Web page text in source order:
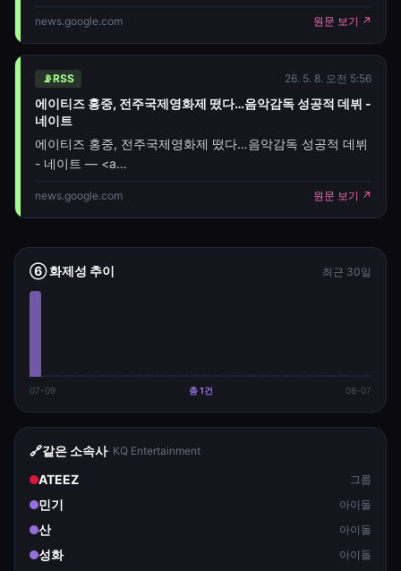
href="https://news.google.com/rss/articles/
oc=5" target="_blank">에이티즈 홍중 '햄스터와 함께
일본가요'[엑's HD포토]</a>&nbsp;&nbsp;<font
news.google.com 원문 보기 ↗
📡RSS 26. 5. 8. 오전 5:56
에이티즈 홍중, 전주국제영화제 떴다…음악감독 성공적 데뷔 -
네이트
에이티즈 홍중, 전주국제영화제 떴다…음악감독 성공적 데뷔
- 네이트 — <a
href="https://news.google.com/rss/articles/
oc=5" target="_blank">에이티즈 홍중, 전주국제영화제
떴다…음악감독 성공적 데뷔</a>&nbsp;&nbsp;<font co
news.google.com 원문 보기 ↗
⑥ 화제성 추이 최근 30일
07-09 총1건 08-07
🔗같은 소속사· KQ Entertainment
ATEEZ 그룹
민기 아이돌
산 아이돌
성화 아이돌